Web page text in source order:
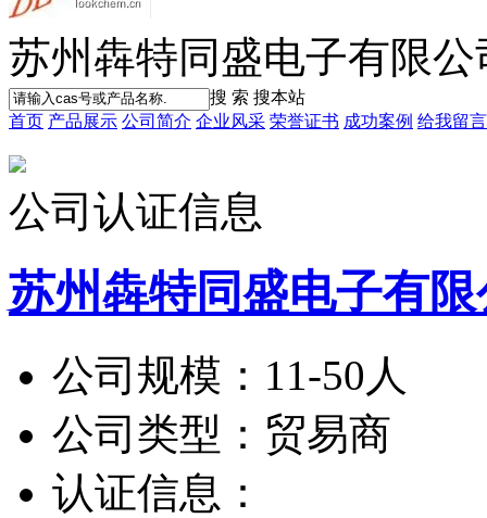
苏州犇特同盛电子有限公
搜 索 搜本站
首页 产品展示 公司简介 企业风采 荣誉证书 成功案例 给我留言
公司认证信息
苏州犇特同盛电子有
公司规模： 11-50人
公司类型： 贸易商
认证信息：